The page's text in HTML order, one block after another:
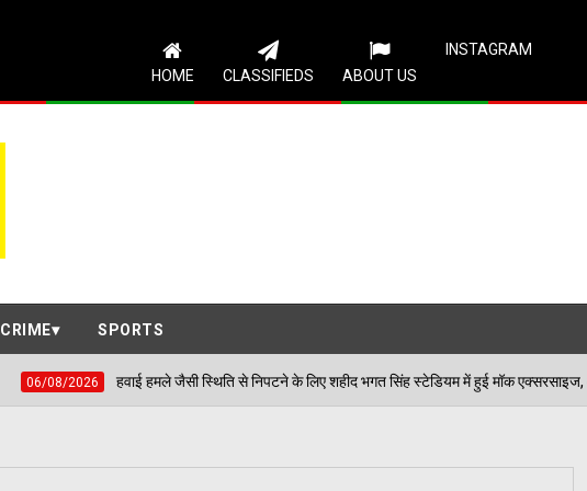
HOME CLASSIFIEDS ABOUT US
INSTAGRAM
CRIME SPORTS
हवाई हमले जैसी स्थिति से निपटने के लिए शहीद भगत सिंह स्टेडियम में हुई मॉक एक्सरसाइज, आठ घायलों का